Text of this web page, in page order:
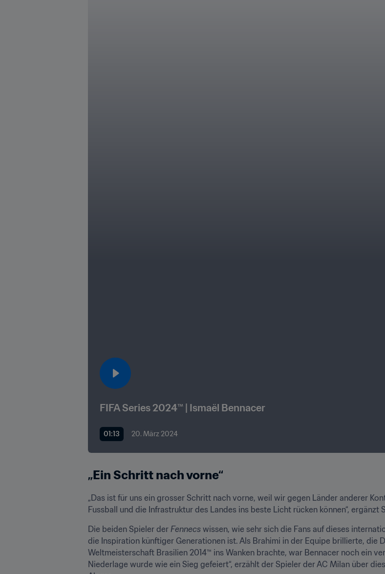
FIFA Series 2024™ | Ismaël Bennacer
01:13 20. März 2024
„Ein Schritt nach vorne“
„Das ist für uns ein grosser Schritt nach vorne, weil wir gegen Länder anderer
Fussball und die Infrastruktur des Landes ins beste Licht rücken können“, ergänzt
Die beiden Spieler der Fennecs wissen, wie sehr sich die Fans auf dieses
die Inspiration künftiger Generationen ist. Als Brahimi in der Equipe brillierte, die
Weltmeisterschaft Brasilien 2014™ ins Wanken brachte, war Bennacer noch ein
Niederlage wurde wie ein Sieg gefeiert“, erzählt der Spieler der AC Milan über